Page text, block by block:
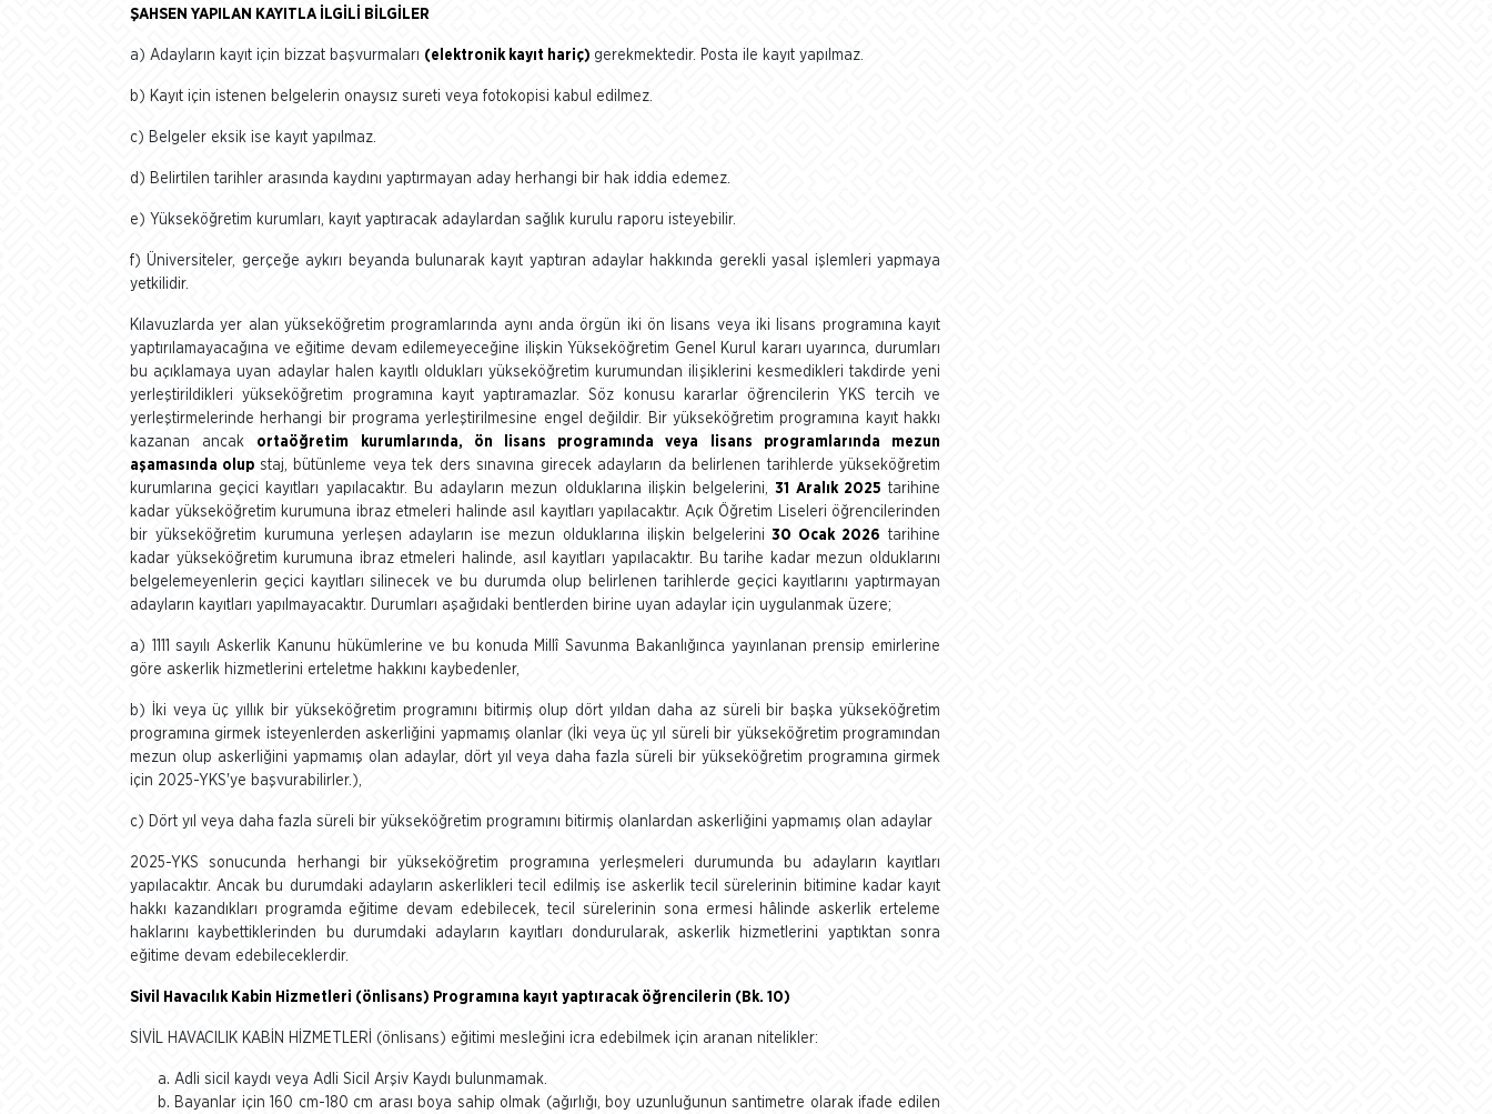
ŞAHSEN YAPILAN KAYITLA İLGİLİ BİLGİLER
a) Adayların kayıt için bizzat başvurmaları (elektronik kayıt hariç) gerekmektedir. Posta ile kayıt yapılmaz.
b) Kayıt için istenen belgelerin onaysız sureti veya fotokopisi kabul edilmez.
c) Belgeler eksik ise kayıt yapılmaz.
d) Belirtilen tarihler arasında kaydını yaptırmayan aday herhangi bir hak iddia edemez.
e) Yükseköğretim kurumları, kayıt yaptıracak adaylardan sağlık kurulu raporu isteyebilir.
f) Üniversiteler, gerçeğe aykırı beyanda bulunarak kayıt yaptıran adaylar hakkında gerekli yasal işlemleri yapmaya
yetkilidir.
Kılavuzlarda yer alan yükseköğretim programlarında aynı anda örgün iki ön lisans veya iki lisans programına kayıt
yaptırılamayacağına ve eğitime devam edilemeyeceğine ilişkin Yükseköğretim Genel Kurul kararı uyarınca, durumları
bu açıklamaya uyan adaylar halen kayıtlı oldukları yükseköğretim kurumundan ilişiklerini kesmedikleri takdirde yeni
yerleştirildikleri yükseköğretim programına kayıt yaptıramazlar. Söz konusu kararlar öğrencilerin YKS tercih ve
yerleştirmelerinde herhangi bir programa yerleştirilmesine engel değildir. Bir yükseköğretim programına kayıt hakkı
kazanan ancak ortaöğretim kurumlarında, ön lisans programında veya lisans programlarında mezun
aşamasında olup staj, bütünleme veya tek ders sınavına girecek adayların da belirlenen tarihlerde yükseköğretim
kurumlarına geçici kayıtları yapılacaktır. Bu adayların mezun olduklarına ilişkin belgelerini,31 Aralık 2025 tarihine
kadar yükseköğretim kurumuna ibraz etmeleri halinde asıl kayıtları yapılacaktır. Açık Öğretim Liseleri öğrencilerinden
bir yükseköğretim kurumuna yerleşen adayların ise mezun olduklarına ilişkin belgelerini30 Ocak 2026 tarihine
kadar yükseköğretim kurumuna ibraz etmeleri halinde, asıl kayıtları yapılacaktır. Bu tarihe kadar mezun olduklarını
belgelemeyenlerin geçici kayıtları silinecek ve bu durumda olup belirlenen tarihlerde geçici kayıtlarını yaptırmayan
adayların kayıtları yapılmayacaktır. Durumları aşağıdaki bentlerden birine uyan adaylar için uygulanmak üzere;
a) 1111 sayılı Askerlik Kanunu hükümlerine ve bu konuda Millî Savunma Bakanlığınca yayınlanan prensip emirlerine
göre askerlik hizmetlerini erteletme hakkını kaybedenler,
b) İki veya üç yıllık bir yükseköğretim programını bitirmiş olup dört yıldan daha az süreli bir başka yükseköğretim
programına girmek isteyenlerden askerliğini yapmamış olanlar (İki veya üç yıl süreli bir yükseköğretim programından
mezun olup askerliğini yapmamış olan adaylar, dört yıl veya daha fazla süreli bir yükseköğretim programına girmek
için 2025-YKS'ye başvurabilirler.),
c) Dört yıl veya daha fazla süreli bir yükseköğretim programını bitirmiş olanlardan askerliğini yapmamış olan adaylar
2025-YKS sonucunda herhangi bir yükseköğretim programına yerleşmeleri durumunda bu adayların kayıtları
yapılacaktır. Ancak bu durumdaki adayların askerlikleri tecil edilmiş ise askerlik tecil sürelerinin bitimine kadar kayıt
hakkı kazandıkları programda eğitime devam edebilecek, tecil sürelerinin sona ermesi hâlinde askerlik erteleme
haklarını kaybettiklerinden bu durumdaki adayların kayıtları dondurularak, askerlik hizmetlerini yaptıktan sonra
eğitime devam edebileceklerdir.
Sivil Havacılık Kabin Hizmetleri (önlisans) Programına kayıt yaptıracak öğrencilerin (Bk. 10)
SİVİL HAVACILIK KABİN HİZMETLERİ (önlisans) eğitimi mesleğini icra edebilmek için aranan nitelikler:
Adli sicil kaydı veya Adli Sicil Arşiv Kaydı bulunmamak.
Bayanlar için 160 cm-180 cm arası boya sahip olmak (ağırlığı, boy uzunluğunun santimetre olarak ifade edilen